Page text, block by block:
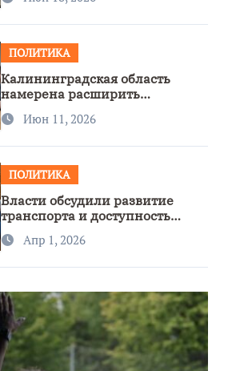
ПОЛИТИКА
Калининградская область
намерена расширить
сотрудничество с Узбекистаном
Июн 11, 2026
ПОЛИТИКА
Власти обсудили развитие
транспорта и доступность
региона
Апр 1, 2026